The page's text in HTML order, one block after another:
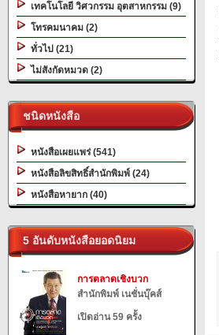
เทคโนโลยี วิศวกรรม อุตสาหกรรม (9)
โทรคมนาคม (2)
ทั่วไป (21)
ไม่สังกัดหมวด (2)
ชนิดหนังสือ
หนังสือเผยแพร่ (541)
หนังสือลิขสิทธิ์สำนักพิมพ์ (24)
หนังสือหายาก (40)
5 อันดับหนังสือยอดนิยม
การตลาดเชิงบวก
สำนักพิมพ์ เนชั่นบุ๊คส์
เปิดอ่าน 59 ครั้ง